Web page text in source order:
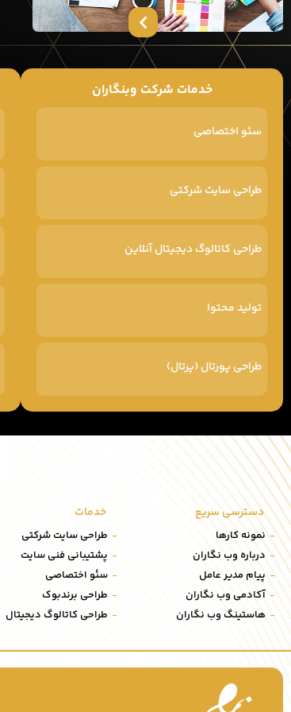
خدمات شرکت وبنگاران
سئو اختصاصی
طراحی سایت شرکتی
طراحی کاتالوگ دیجیتال آنلاین
تولید محتوا
طراحی پورتال (پرتال)
دسترسی سریع
نمونه کارها
درباره وب نگاران
پیام مدیر عامل
آکادمی وب نگاران
هاستینگ وب نگاران
خدمات
طراحی سایت شرکتی
پشتیبانی فنی سایت
سئو اختصاصی
طراحی برندبوک
طراحی کاتالوگ دیجیتال